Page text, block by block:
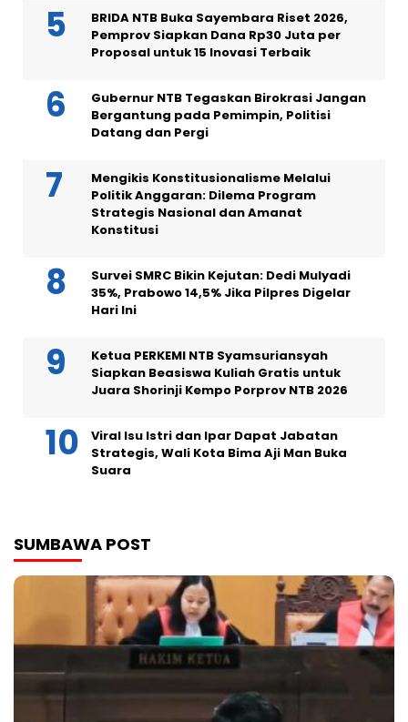
BRIDA NTB Buka Sayembara Riset 2026,
Pemprov Siapkan Dana Rp30 Juta per
Proposal untuk 15 Inovasi Terbaik
Gubernur NTB Tegaskan Birokrasi Jangan
Bergantung pada Pemimpin, Politisi
Datang dan Pergi
Mengikis Konstitusionalisme Melalui
Politik Anggaran: Dilema Program
Strategis Nasional dan Amanat
Konstitusi
Survei SMRC Bikin Kejutan: Dedi Mulyadi
35%, Prabowo 14,5% Jika Pilpres Digelar
Hari Ini
Ketua PERKEMI NTB Syamsuriansyah
Siapkan Beasiswa Kuliah Gratis untuk
Juara Shorinji Kempo Porprov NTB 2026
Viral Isu Istri dan Ipar Dapat Jabatan
Strategis, Wali Kota Bima Aji Man Buka
Suara
SUMBAWA POST